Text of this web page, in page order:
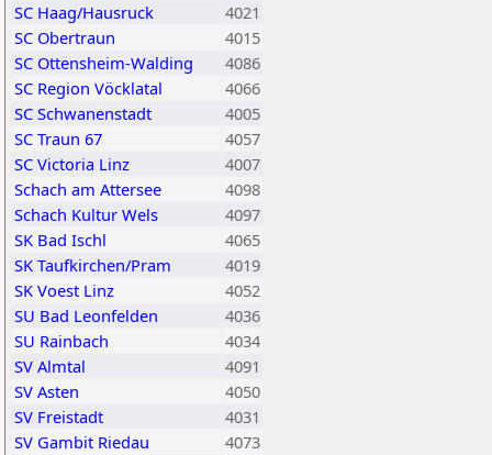
SC Haag/Hausruck
4021
SC Obertraun
4015
SC Ottensheim-Walding
4086
SC Region Vöcklatal
4066
SC Schwanenstadt
4005
SC Traun 67
4057
SC Victoria Linz
4007
Schach am Attersee
4098
Schach Kultur Wels
4097
SK Bad Ischl
4065
SK Taufkirchen/Pram
4019
SK Voest Linz
4052
SU Bad Leonfelden
4036
SU Rainbach
4034
SV Almtal
4091
SV Asten
4050
SV Freistadt
4031
SV Gambit Riedau
4073